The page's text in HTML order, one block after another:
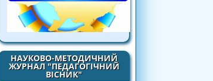
НАУКОВО-МЕТОДИЧНИЙ
ЖУРНАЛ "ПЕДАГОГІЧНИЙ
ВІСНИК"
суб’єкта педагогіної
у двох частинах